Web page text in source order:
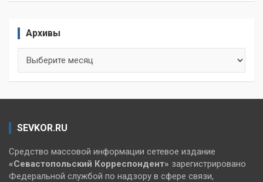
Архивы
SEVKOR.RU
Средство массовой информации сетевое издание
«Севастопольский Корреспондент» зарегистрировано
Федеральной службой по надзору в сфере связи,